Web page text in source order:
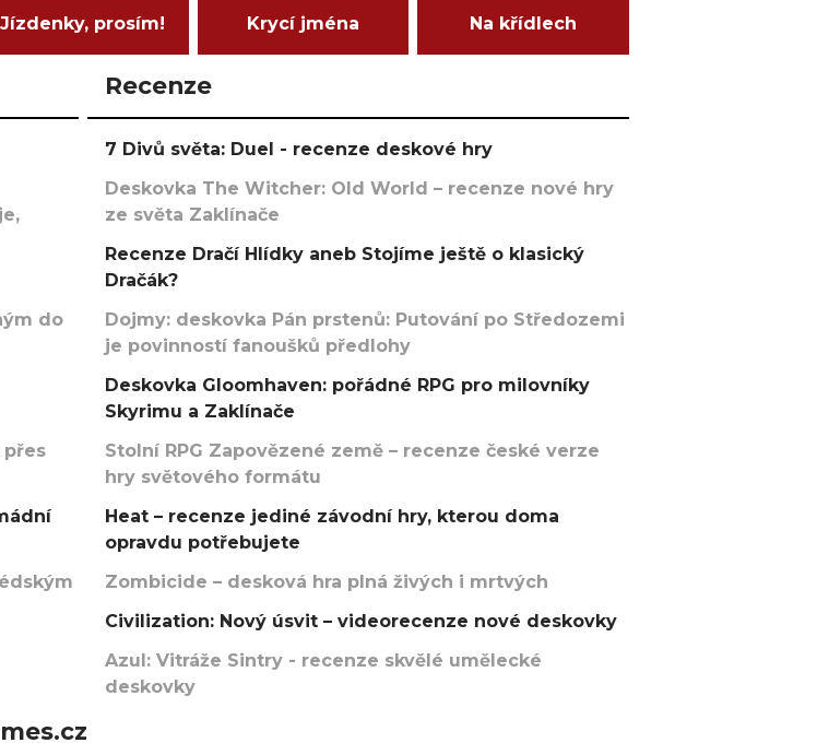
Jízdenky, prosím! Krycí jména Na křídlech
do
přes
Recenze
7 Divů světa: Duel - recenze deskové hry
Deskovka The Witcher: Old World – recenze nové hry
ze světa Zaklínače
Recenze Dračí Hlídky aneb Stojíme ještě o klasický
Dračák?
Dojmy: deskovka Pán prstenů: Putování po Středozemi
je povinností fanoušků předlohy
Deskovka Gloomhaven: pořádné RPG pro milovníky
Skyrimu a Zaklínače
Stolní RPG Zapovězené země – recenze české verze
hry světového formátu
Heat – recenze jediné závodní hry, kterou doma
opravdu potřebujete
Zombicide – desková hra plná živých i mrtvých
Civilization: Nový úsvit – videorecenze nové deskovky
Azul: Vitráže Sintry - recenze skvělé umělecké
deskovky